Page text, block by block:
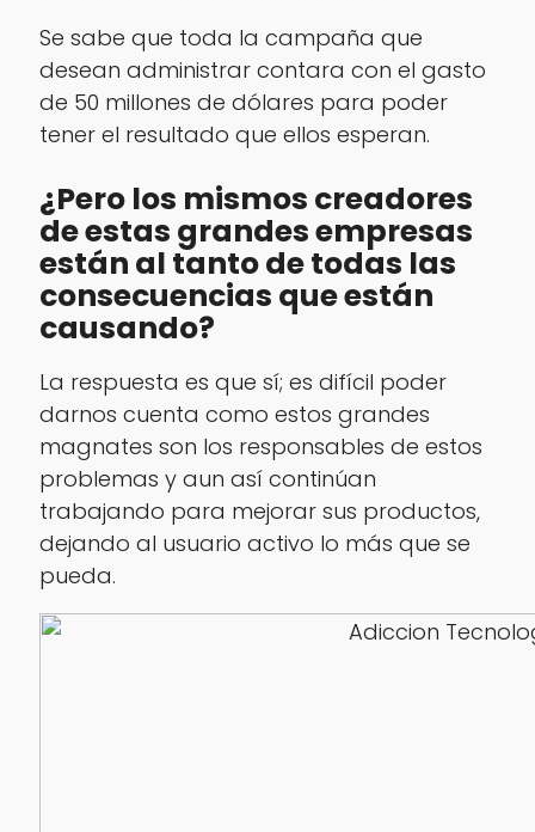
Se sabe que toda la campaña que
desean administrar contara con el gasto
de 50 millones de dólares para poder
tener el resultado que ellos esperan.
¿Pero los mismos creadores
de estas grandes empresas
están al tanto de todas las
consecuencias que están
causando?
La respuesta es que sí; es difícil poder
darnos cuenta como estos grandes
magnates son los responsables de estos
problemas y aun así continúan
trabajando para mejorar sus productos,
dejando al usuario activo lo más que se
pueda.